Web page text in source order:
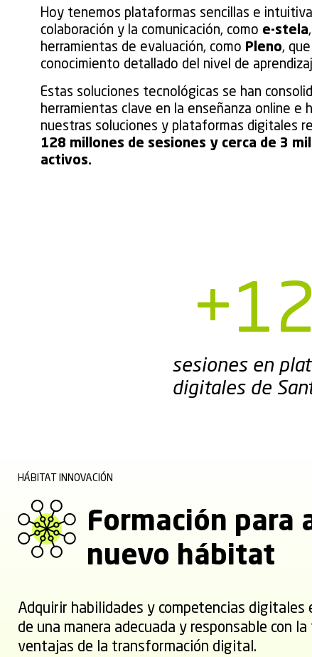
Hoy tenemos plataformas sencillas e
colaboración y la comunicación, como e-stela
herramientas de evaluación, como Pleno,
conocimiento detallado del nivel de
Estas soluciones tecnológicas se han
herramientas clave en la enseñanza online e
nuestras soluciones y plataformas digitales
128 millones de sesiones y cerca de 3
activos.
sesiones en
digitales de
+
HÁBITAT INNOVACIÓN
Formación para
nuevo hábitat
Adquirir habilidades y competencias
de una manera adecuada y responsable con
ventajas de la transformación digital.